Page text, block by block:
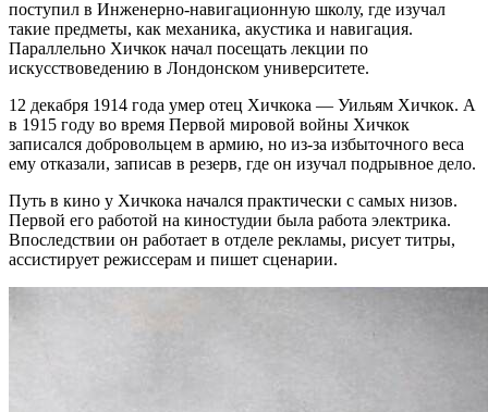
поступил в Инженерно-навигационную школу, где изучал
такие предметы, как механика, акустика и навигация.
Параллельно Хичкок начал посещать лекции по
искусствоведению в Лондонском университете.
12 декабря 1914 года умер отец Хичкока — Уильям Хичкок. А
в 1915 году во время Первой мировой войны Хичкок
записался добровольцем в армию, но из-за избыточного веса
ему отказали, записав в резерв, где он изучал подрывное дело.
Путь в кино у Хичкока начался практически с самых низов.
Первой его работой на киностудии была работа электрика.
Впоследствии он работает в отделе рекламы, рисует титры,
ассистирует режиссерам и пишет сценарии.